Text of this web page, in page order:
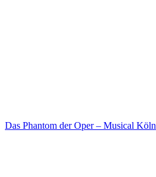
Das Phantom der Oper – Musical Köln